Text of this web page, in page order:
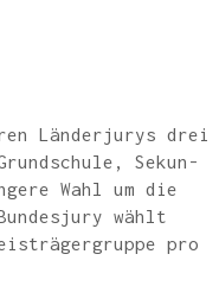
Län­der­ju­rys drei
Sekun­
Wahl um die
wählt
pro